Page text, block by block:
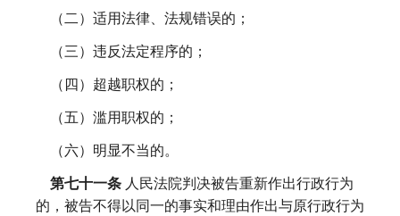
（二）适用法律、法规错误的；
（三）违反法定程序的；
（四）超越职权的；
（五）滥用职权的；
（六）明显不当的。
第七十一条 人民法院判决被告重新作出行政行为
的，被告不得以同一的事实和理由作出与原行政行为